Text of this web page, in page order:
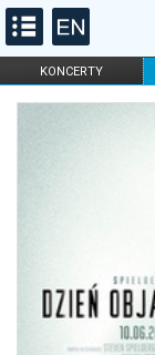
KONCERTY
FILHARMONIA